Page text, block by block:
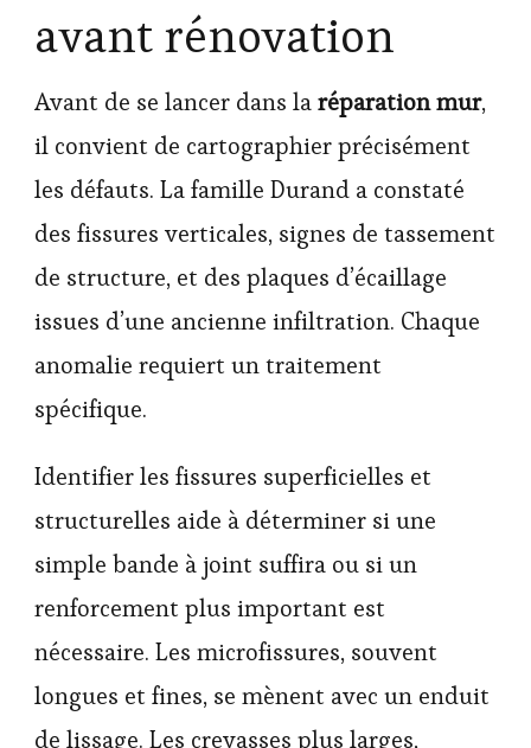
avant rénovation
Avant de se lancer dans laréparation mur,
il convient de cartographier précisément
les défauts. La famille Durand a constaté
des fissures verticales, signes de tassement
de structure, et des plaques d’écaillage
issues d’une ancienne infiltration. Chaque
anomalie requiert un traitement
spécifique.
Identifier les fissures superficielles et
structurelles aide à déterminer si une
simple bande à joint suffira ou si un
renforcement plus important est
nécessaire. Les microfissures, souvent
longues et fines, se mènent avec un enduit
de lissage. Les crevasses plus larges,